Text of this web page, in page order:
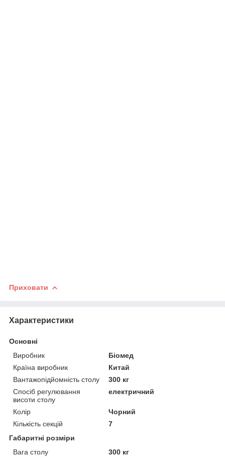
Приховати
Характеристики
Основні
Виробник
Біомед
Країна виробник
Китай
Вантажопідйомність столу
300 кг
Спосіб регулювання
висоти столу
електричний
Колір
Чорний
Кількість секцій
7
Габаритні розміри
Вага столу
300 кг